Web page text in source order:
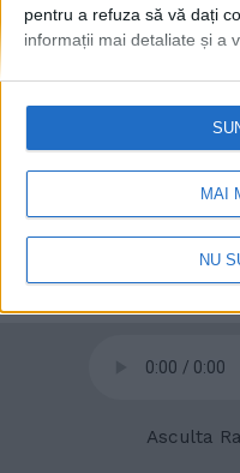
pentru a refuza să vă dați
informații mai detaliate și a
retrageți consimțământul în
și făcând clic pe butonul
paginii web.
MAI
NU
© 2020 Radio TOP Suceava 104
Asculta